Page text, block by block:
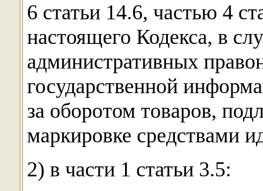
6 статьи 14.6, частью 4
настоящего Кодекса, в
административных
государственной
за оборотом товаров,
маркировке средствами
2) в части 1 статьи 3.5: